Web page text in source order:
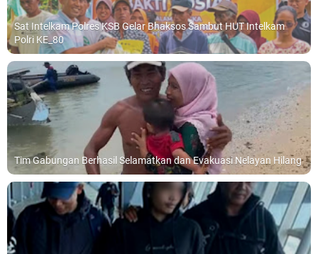
Sat Intelkam Polres KSB Gelar Bhaksos Sambut HUT Intelkam
Polri KE_80
Tim Gabungan Berhasil Selamatkan dan Evakuasi Nelayan Hilang